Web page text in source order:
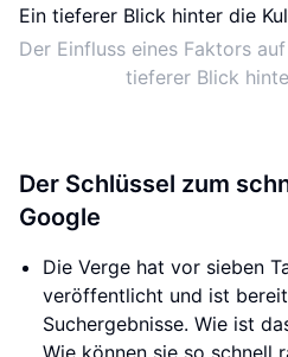
Der Einfluss eines Faktors
tieferer Blick
Der Schlüssel zum
Google
Die Verge hat vor sieben
veröffentlicht und ist
Suchergebnisse. Wie ist
Wie können sie so schnell